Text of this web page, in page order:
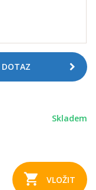
DOTAZ
Skladem
VLOŽIT